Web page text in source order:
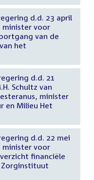
d.d. 23 april
minister voor
van de
het
d.d. 21
Schultz van
minister
en Milieu Het
d.d. 22 mei
minister voor
financiële